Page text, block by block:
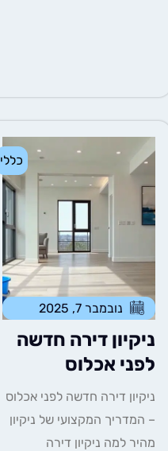
כללי
נובמבר 7, 2025
ניקיון דירה חדשה
לפני אכלוס
ניקיון דירה חדשה לפני אכלוס
– המדריך המקצועי של ניקיון
מהיר למה ניקיון דירה